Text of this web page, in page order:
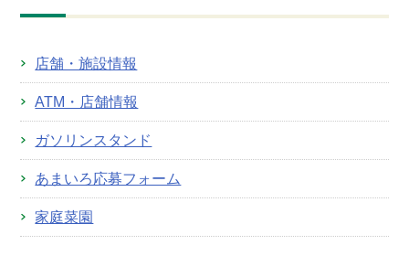
店舗・施設情報
ATM・店舗情報
ガソリンスタンド
あまいろ応募フォーム
家庭菜園